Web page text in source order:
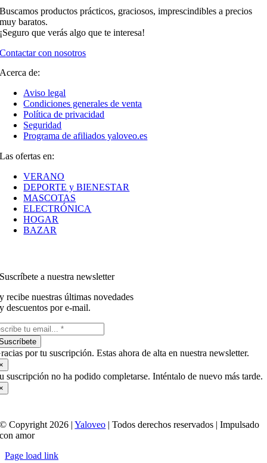
Buscamos productos prácticos, graciosos, imprescindibles a precios
muy baratos.
¡Seguro que verás algo que te interesa!
Contactar con nosotros
Acerca de:
Aviso legal
Condiciones generales de venta
Política de privacidad
Seguridad
Programa de afiliados yaloveo.es
Las ofertas en:
VERANO
DEPORTE y BIENESTAR
MASCOTAS
ELECTRÓNICA
HOGAR
BAZAR
Suscríbete a nuestra newsletter
y recibe nuestras últimas novedades
y descuentos por e-mail.
por tu suscripción. Estas ahora de alta en nuestra newsletter.
suscripción no ha podido completarse. Inténtalo de nuevo más tarde.
© Copyright 2026 |Yaloveo | Todos derechos reservados | Impulsado
con amor
Page load link